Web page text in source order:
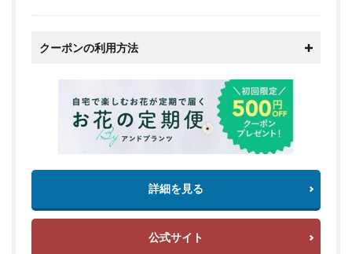
クーポンの利用方法
詳細を見る
公式サイト